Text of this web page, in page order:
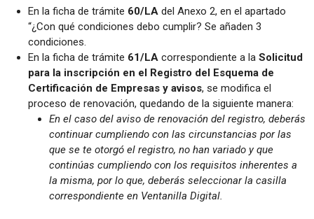
En la ficha de trámite 60/LA del Anexo 2, en el apartado
“¿Con qué condiciones debo cumplir? Se añaden 3
condiciones.
En la ficha de trámite 61/LA correspondiente a la Solicitud
para la inscripción en el Registro del Esquema de
Certificación de Empresas y avisos, se modifica el
proceso de renovación, quedando de la siguiente manera:
En el caso del aviso de renovación del registro, deberás
continuar cumpliendo con las circunstancias por las
que se te otorgó el registro, no han variado y que
continúas cumpliendo con los requisitos inherentes a
la misma, por lo que, deberás seleccionar la casilla
correspondiente en Ventanilla Digital.